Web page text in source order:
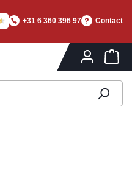
+31 6 360 396 97 Contact